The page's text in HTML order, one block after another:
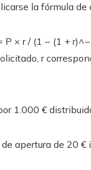
la fórmula de
P × r / (1 − (1 +
r
1.000 €
apertura de 20